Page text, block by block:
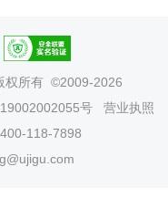
权所有 ©2009-2026
号
营业执照
118-7898